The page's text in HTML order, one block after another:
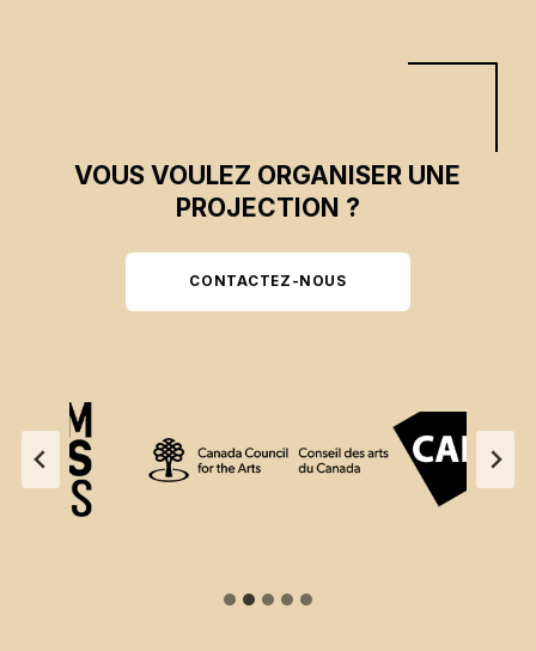
VOUS VOULEZ ORGANISER UNE
PROJECTION ?
CONTACTEZ-NOUS